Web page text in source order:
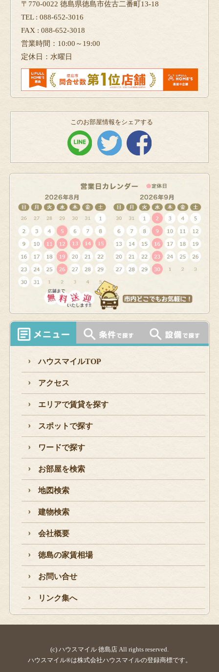
〒770-0022 徳島県徳島市佐古二番町13-18
TEL : 088-652-3016
FAX : 088-652-3018
営業時間：10:00～19:00
定休日：水曜日
このお部屋情報をシェアする
ハウスマイルTOP
アクセス
エリアで賃貸を探す
スポットで探す
ワードで探す
お部屋を検索
地図検索
建物検索
会社概要
徳島の家賃相場
お問い合せ
リンク集へ
(c) ハウスマイル 徳島店 All rights reserved.
ハウスマイル®は株式会社ハウスマイルの登録商標です。